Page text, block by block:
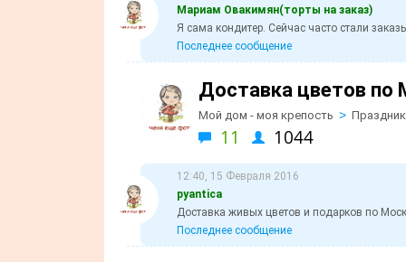
Мариам Овакимян(торты на заказ)
Я сама кондитер. Сейчас часто стали
Последнее сообщение
Доставка цветов по
Мой дом - моя крепость >
11 1044
12:40, 15 Февраля 2016
pyantica
Доставка живых цветов и подарков по
Последнее сообщение